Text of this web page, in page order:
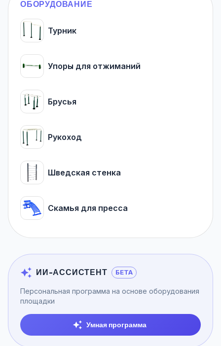
ОБОРУДОВАНИЕ
Турник
Упоры для отжиманий
Брусья
Рукоход
Шведская стенка
Скамья для пресса
ИИ-АССИСТЕНТ БЕТА
Персональная программа на основе оборудования
площадки
Умная программа